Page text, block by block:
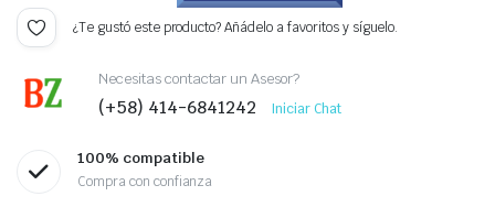
¿Te gustó este producto? Añádelo a favoritos y síguelo.
Necesitas contactar un Asesor?
(+58) 414-6841242 Iniciar Chat
100% compatible
Compra con confianza